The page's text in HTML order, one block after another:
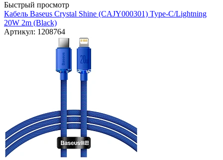
Быстрый просмотр
Кабель Baseus Crystal Shine (CAJY000301) Type-C/Lightning
20W 2m (Black)
Артикул: 1208764